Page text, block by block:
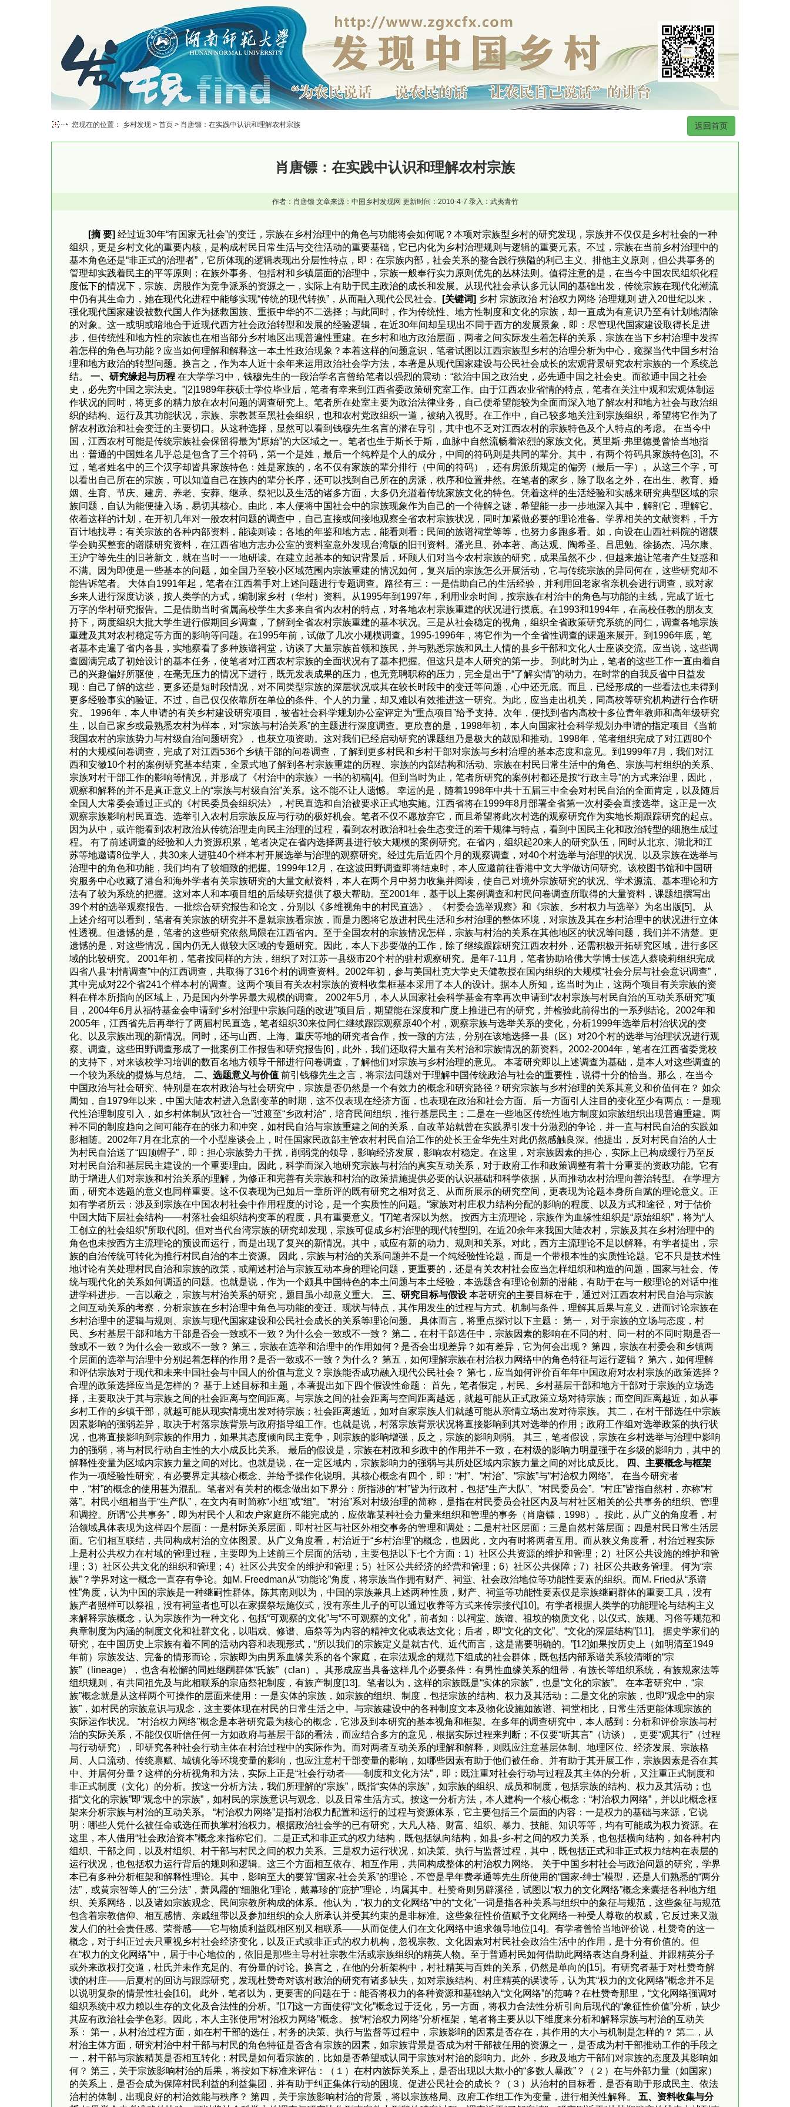
您现在的位置： 乡村发现 > 首页 > 肖唐镖：在实践中认识和理解农村宗族 返回首页
肖唐镖：在实践中认识和理解农村宗族
作者：肖唐镖 文章来源：中国乡村发现网 更新时间：2010-4-7 录入：武夷青竹
[摘 要] 经过近30年“有国家无社会”的变迁，宗族在乡村治理中的角色与功能将会如何呢？本项对宗族型乡村的研究发现，宗族并不仅仅是乡村社会的一种
组织，更是乡村文化的重要内核，是构成村民日常生活与交往活动的重要基础，它已内化为乡村治理规则与逻辑的重要元素。不过，宗族在当前乡村治理中的
基本角色还是“非正式的治理者”，它所体现的逻辑表现出分层性特点，即：在宗族内部，社会关系的整合践行狭隘的利己主义、排他主义原则，但公共事务的
管理却实践着民主的平等原则；在族外事务、包括村和乡镇层面的治理中，宗族一般奉行实力原则优先的丛林法则。值得注意的是，在当今中国农民组织化程
度低下的情况下，宗族、房股作为竞争派系的资源之一，实际上有助于民主政治的成长和发展。从现代社会承认多元认同的基础出发，传统宗族在现代化潮流
中仍有其生命力，她在现代化进程中能够实现“传统的现代转换”，从而融入现代公民社会。
[关键词] 乡村 宗族政治 村治权力网络 治理规则 进入20世纪以来，
强化现代国家建设被数代国人作为拯救国族、重振中华的不二选择；与此同时，作为传统性、地方性制度和文化的宗族，却一直成为有意识乃至有计划地清除
的对象。这一或明或暗地合于近现代西方社会政治转型和发展的经验逻辑，在近30年间却呈现出不同于西方的发展景象，即：尽管现代国家建设取得长足进
步，但传统性和地方性的宗族也在相当部分乡村地区出现普遍性重建。在乡村和地方政治层面，两者之间实际发生着怎样的关系，宗族在当下乡村治理中发挥
着怎样的角色与功能？应当如何理解和解释这一本土性政治现象？本着这样的问题意识，笔者试图以江西宗族型乡村的治理分析为中心，窥探当代中国乡村治
理和地方政治的转型问题。换言之，作为本人近十余年来运用政治社会学方法，本著是从现代国家建设与公民社会成长的宏观背景研究农村宗族的一个系统总
结。
一、研究缘起与历程 在大学学习中，钱穆先生的一段治学名言曾给笔者以强烈的震动：“欲治中国之政治史，必先通中国之社会史。而欲通中国之社会
史，必先穷中国之宗法史。”[2]1989年获硕士学位毕业后，笔者有幸来到江西省委政策研究室工作。由于江西农业省情的特点，笔者在关注中观和宏观体制运
作状况的同时，将更多的精力放在农村问题的调查研究上。笔者所在处室主要为政治法律业务，自己便希望能较为全面而深入地了解农村和地方社会与政治组
织的结构、运行及其功能状况，宗族、宗教甚至黑社会组织，也和农村党政组织一道，被纳入视野。在工作中，自己较多地关注到宗族组织，希望将它作为了
解农村政治和社会变迁的主要切口。从这种选择，显然可以看到钱穆先生名言的潜在导引，其中也不乏对江西农村的宗族特色及个人特点的考虑。 在当今中
国，江西农村可能是传统宗族社会保留得最为“原始”的大区域之一。笔者也生于斯长于斯，血脉中自然流畅着浓烈的家族文化。莫里斯·弗里德曼曾恰当地指
出：普通的中国姓名几乎总是包含了三个符码，第一个是姓，最后一个纯粹是个人的成分，中间的符码则是共同的辈分。其中，有两个符码具家族特色[3]。不
过，笔者姓名中的三个汉字却皆具家族特色：姓是家族的，名不仅有家族的辈分排行（中间的符码），还有房派所规定的偏旁（最后一字）。从这三个字，可
以看出自己所在的宗族，可以知道自己在族内的辈分长序，还可以找到自己所在的房派，秩序和位置井然。在笔者的家乡，除了取名之外，在出生、教育、婚
姻、生育、节庆、建房、养老、安葬、继承、祭祀以及生活的诸多方面，大多仍充溢着传统家族文化的特色。凭着这样的生活经验和实感来研究典型区域的宗
族问题，自认为能便捷入场，易切其核心。由此，本人便将中国社会中的宗族现象作为自己的一个待解之谜，希望能一步一步地深入其中，解剖它，理解它。
依着这样的计划，在开初几年对一般农村问题的调查中，自己直接或间接地观察全省农村宗族状况，同时加紧做必要的理论准备。学界相关的文献资料，千方
百计地找寻；有关宗族的各种内部资料，能读则读；各地的年鉴和地方志，能看则看；民间的族谱祠堂等等，也努力多跑多看。如，向设在山西社科院的谱牒
学会购买整套的谱牒研究资料，在江西省地方志办公室的资料室意外发现台湾版的旧刊资料。潘光旦、孙本著、高达观、陶希圣、吕思勉、徐扬杰、冯尔康、
王沪宁等先生的旧著新文，就在当时一一地研读。在建立起基本的知识背景后，环顾人们对当今农村宗族的研究，成果虽然不少，但越来越让笔者产生疑惑和
不满。因为即使是一些基本的问题，如全国乃至较小区域范围内宗族重建的情况如何，复兴后的宗族怎么开展活动，它与传统宗族的异同何在，这些研究却不
能告诉笔者。 大体自1991年起，笔者在江西着手对上述问题进行专题调查。路径有三：一是借助自己的生活经验，并利用回老家省亲机会进行调查，或对家
乡来人进行深度访谈，按人类学的方式，编制家乡村（华村）资料。从1995年到1997年，利用业余时间，按宗族在村治中的角色与功能的主线，完成了近七
万字的华村研究报告。二是借助当时省属高校学生大多来自省内农村的特点，对各地农村宗族重建的状况进行摸底。在1993和1994年，在高校任教的朋友支
持下，两度组织大批大学生进行假期回乡调查，了解到全省农村宗族重建的基本状况。三是从社会稳定的视角，组织全省政策研究系统的同仁，调查各地宗族
重建及其对农村稳定等方面的影响等问题。在1995年前，试做了几次小规模调查。1995-1996年，将它作为一个全省性调查的课题来展开。到1996年底，笔
者基本走遍了省内各县，实地察看了多种族谱祠堂，访谈了大量宗族首领和族民，并与熟悉宗族和风土人情的县乡干部和文化人士座谈交流。应当说，这些调
查圆满完成了初始设计的基本任务，使笔者对江西农村宗族的全面状况有了基本把握。但这只是本人研究的第一步。 到此时为止，笔者的这些工作一直由着自
己的兴趣偏好所驱使，在毫无压力的情况下进行，既无发表成果的压力，也无竞聘职称的压力，完全是出于“了解实情”的动力。在时常的自我反省中日益发
现：自己了解的这些，更多还是短时段情况，对不同类型宗族的深层状况或其在较长时段中的变迁等问题，心中还无底。而且，已经形成的一些看法也未得到
更多经验事实的验证。不过，自己仅仅依靠所在单位的条件、个人的力量，却又难以有效推进这一研究。为此，应当走出机关，同高校等研究机构进行合作研
究。 1996年，本人申请的有关乡村建设研究项目，被省社会科学规划办公室评定为“重点项目”给予支持。次年，便找到省内高校十多位青年教师和高年级研究
生，以自己家乡或最熟悉农村为样本，对“宗族与村治关系”的主题进行深度调查。更欣喜的是，1998年初，本人向国家社会科学规划办申请的指定项目《当前
我国农村的宗族势力与村级自治问题研究》，也获立项资助。这对我们已经启动研究的课题组乃是极大的鼓励和推动。1998年，笔者组织完成了对江西80个
村的大规模问卷调查，完成了对江西536个乡镇干部的问卷调查，了解到更多村民和乡村干部对宗族与乡村治理的基本态度和意见。到1999年7月，我们对江
西和安徽10个村的案例研究基本结束，全景式地了解到各村宗族重建的历程、宗族的内部结构和活动、宗族在村民日常生活中的角色、宗族与村组织的关系、
宗族对村干部工作的影响等情况，并形成了《村治中的宗族》一书的初稿[4]。但到当时为止，笔者所研究的案例村都还是按“行政主导”的方式来治理，因此，
观察和解释的并不是真正意义上的“宗族与村级自治”关系。这不能不让人遗憾。 幸运的是，随着1998年中共十五届三中全会对村民自治的全面肯定，以及随后
全国人大常委会通过正式的《村民委员会组织法》，村民直选和自治被要求正式地实施。江西省将在1999年8月部署全省第一次村委会直接选举。这正是一次
观察宗族影响村民直选、选举引入农村后宗族反应与行动的极好机会。笔者不仅不愿放弃它，而且希望将此次村选的观察研究作为实地长期跟踪研究的起点。
因为从中，或许能看到农村政治从传统治理走向民主治理的过程，看到农村政治和社会生态变迁的若干规律与特点，看到中国民主化和政治转型的细胞生成过
程。 有了前述调查的经验和人力资源积累，笔者决定在省内选择两县进行较大规模的案例研究。在省内，组织起20来人的研究队伍，同时从北京、湖北和江
苏等地邀请8位学人，共30来人进驻40个样本村开展选举与治理的观察研究。经过先后近四个月的观察调查，对40个村选举与治理的状况、以及宗族在选举与
治理中的角色和功能，我们均有了较细致的把握。1999年12月，在这波田野调查即将结束时，本人应邀前往香港中文大学做访问研究。该校图书馆和中国研
究服务中心收藏了港台和海外学者有关宗族研究的大量文献资料，本人在两个月中努力收集并阅读，使自己对境外宗族研究的状况、学术源流、基本理论和方
法有了较为系统的把握。这对本人和本项目组的后续研究提供了极大帮助。至2001年，基于以上案例调查和村民问卷调查所取得的大量资料，课题组撰写出
39个村的选举观察报告、一批综合研究报告和论文，分别以《多维视角中的村民直选》、《村委会选举观察》和《宗族、乡村权力与选举》为名出版[5]。 从
上述介绍可以看到，笔者有关宗族的研究并不是就宗族看宗族，而是力图将它放进村民生活和乡村治理的整体环境，对宗族及其在乡村治理中的状况进行立体
性透视。但遗憾的是，笔者的这些研究依然局限在江西省内。至于全国农村的宗族情况怎样，宗族与村治的关系在其他地区的状况等问题，我们并不清楚。更
遗憾的是，对这些情况，国内仍无人做较大区域的专题研究。因此，本人下步要做的工作，除了继续跟踪研究江西农村外，还需积极开拓研究区域，进行多区
域的比较研究。 2001年初，笔者按同样的方法，组织了对江苏一县级市20个村的驻村观察研究。是年7-11月，笔者协助哈佛大学博士候选人蔡晓莉组织完成
四省八县“村情调查”中的江西调查，共取得了316个村的调查资料。2002年初，参与美国杜克大学史天健教授在国内组织的大规模“社会分层与社会意识调查”，
其中完成对22个省241个样本村的调查。这两个项目有关农村宗族的资料收集框基本采用了本人的设计。据本人所知，迄当时为止，这两个项目有关宗族的资
料在样本所指向的区域上，乃是国内外学界最大规模的调查。 2002年5月，本人从国家社会科学基金有幸再次申请到“农村宗族与村民自治的互动关系研究”项
目，2004年6月从福特基金会申请到“乡村治理中宗族问题的改进”项目后，期望能在深度和广度上推进已有的研究，并检验此前得出的一系列结论。2002年和
2005年，江西省先后再举行了两届村民直选，笔者组织30来位同仁继续跟踪观察原40个村，观察宗族与选举关系的变化，分析1999年选举后村治状况的变
化、以及宗族出现的新情况。同时，还与山西、上海、重庆等地的研究者合作，按一致的方法，分别在该地选择一县（区）对20个村的选举与治理状况进行观
察、调查。这些田野调查形成了一批案例工作报告和研究报告[6]，此外，我们还取得大量有关村治和宗族情况的新资料。2002-2004年，笔者在江西省委党校
的支持下，对来该校学习培训的数百名地方领导干部进行问卷调查，了解他们对宗族与乡村治理的意见。 本著研究即以上述调查为基础，是本人对这些调查的
一个较为系统的提炼与总结。 二、选题意义与价值 前引钱穆先生之言，将宗法问题对于理解中国传统政治与社会的重要性，说得十分的恰当。那么，在当今
中国政治与社会研究、特别是在农村政治与社会研究中，宗族是否仍然是一个有效力的概念和研究路径？研究宗族与乡村治理的关系其意义和价值何在？ 如众
周知，自1979年以来，中国大陆农村进入急剧变革的时期，这不仅表现在经济方面，也表现在政治和社会方面。后一方面引人注目的变化至少有两点：一是现
代性治理制度引入，如乡村体制从“政社合一”过渡至“乡政村治”，培育民间组织，推行基层民主；二是在一些地区传统性地方制度如宗族组织出现普遍重建。两
种不同的制度趋向之间可能存在的张力和冲突，如村民自治与宗族重建之间的关系，自改革始就曾在实践界引发十分激烈的争论，并一直与村民自治的实践如
影相随。2002年7月在北京的一个小型座谈会上，时任国家民政部主管农村村民自治工作的处长王金华先生对此仍然感触良深。他提出，反对村民自治的人士
为村民自治送了“四顶帽子”，即：担心宗族势力干扰，削弱党的领导，影响经济发展，影响农村稳定。在这里，对宗族因素的担心，实际上已构成缓行乃至反
对村民自治和基层民主建设的一个重要理由。因此，科学而深入地研究宗族与村治的真实互动关系，对于政府工作和政策调整有着十分重要的资政功能。它有
助于增进人们对宗族和村治关系的理解，为修正和完善有关宗族和村治的政策措施提供必要的认识基础和科学依据，从而推动农村治理向善治转型。 在学理方
面，研究本选题的意义也同样重要。这不仅表现为已如后一章所评的既有研究之相对贫乏、从而所展示的研究空间，更表现为论题本身所自赋的理论意义。正
如有学者所云：涉及到宗族在中国农村社会中作用程度的讨论，是一个实质性的问题。“家族对村庄权力结构分配的影响的程度、以及方式和途径，对于估价
中国大陆下层社会结构——村落社会组织结构变革的程度，具有重要意义。”[7]笔者深以为然。 按西方主流理论，宗族作为血缘性组织是“原始组织”，将为“人
工创立的社会组织”所取代[8]。但对当代台湾宗族的研究却发现，宗族可促成乡村治理的现代转型[9]。在近20余年来我国大陆农村，宗族及其在乡村治理中的
角色也未按西方主流理论的预设而运行，而是出现了复兴的新情况。其中，或应有新的动力、规则和关系。对此，西方主流理论不足以解释。有学者提出，宗
族的自治传统可转化为推行村民自治的本土资源。 因此，宗族与村治的关系问题并不是一个纯经验性论题，而是一个带根本性的实质性论题。它不只是技术性
地讨论有关处理村民自治和宗族的政策，或阐述村治与宗族互动本身的理论问题，更重要的，还是有关农村社会应当怎样组织和构造的问题，国家与社会、传
统与现代化的关系如何调适的问题。也就是说，作为一个颇具中国特色的本土问题与本土经验，本选题含有理论创新的潜能，有助于在与一般理论的对话中推
进学科进步。一言以蔽之，宗族与村治关系的研究，题目虽小却意义重大。 三、研究目标与假设 本著研究的主要目标在于，通过对江西农村村民自治与宗族
之间互动关系的考察，分析宗族在乡村治理中角色与功能的变迁、现状与特点，其作用发生的过程与方式、机制与条件，理解其后果与意义，进而讨论宗族在
乡村治理中的逻辑与规则、宗族与现代国家建设和公民社会成长的关系等理论问题。 具体而言，将重点探讨以下主题： 第一，对于宗族的立场与态度，村
民、乡村基层干部和地方干部是否会一致或不一致？为什么会一致或不一致？ 第二，在村干部选任中，宗族因素的影响在不同的村、同一村的不同时期是否一
致或不一致？为什么会一致或不一致？ 第三，宗族在选举和治理中的作用如何？是否会出现差异？如有差异，它为何会出现？ 第四，宗族在村委会和乡镇两
个层面的选举与治理中分别起着怎样的作用？是否一致或不一致？为什么？ 第五，如何理解宗族在村治权力网络中的角色特征与运行逻辑？ 第六，如何理解
和评估宗族对于现代和未来中国社会与中国人的价值与意义？宗族能否成功融入现代公民社会？ 第七，应当如何评价百年年中国政府对农村宗族的政策选择？
合理的政策选择应当是怎样的？ 基于上述目标和主题，本著提出如下四个假设性命题： 首先，笔者假定，村民、乡村基层干部和地方干部对于宗族的立场选
择，主要取决于其与宗族之间的社会距离与空间距离。与宗族之间的社会距离与空间距离越远，就越可能从正式政策立场对待宗族；而空间距离越近，如从事
乡村工作的乡镇干部，就越可能从现实情境出发对待宗族；社会距离越近，如对自家宗族人们就越可能从亲情立场出发对待宗族。 其二，在村干部选任中宗族
因素影响的强弱差异，取决于村落宗族背景与政府指导组工作。也就是说，村落宗族背景状况将直接影响到其对选举的作用；政府工作组对选举政策的执行状
况，也将直接影响到宗族的作用力，如果其态度倾向民主竞争，则宗族的影响增强，反之，宗族的影响则弱。 其三，笔者假设，宗族在乡村选举与治理中影响
力的强弱，将与村民行动自主性的大小成反比关系。 最后的假设是，宗族在村政和乡政中的作用并不一致，在村级的影响力明显强于在乡级的影响力，其中的
解释性变量为区域内宗族力量之间的对比。也就是说，在一定区域内，宗族影响力的强弱与其所处区域内宗族力量之间的对比成反比。
四、主要概念与框架
作为一项经验性研究，有必要界定其核心概念、并给予操作化说明。其核心概念有四个，即：“村”、“村治”、“宗族”与“村治权力网络”。 在当今研究者
中，“村”的概念的使用甚为混乱。笔者对有关村的概念做出如下界分：所指涉的“村”皆为行政村，包括“生产大队”、“村民委员会”。“村庄”皆指自然村，亦称“村
落”。村民小组相当于“生产队”，在文内有时简称“小组”或“组”。 “村治”系对村级治理的简称，是指在村民委员会社区内及与村社区相关的公共事务的组织、管理
和调控。所谓“公共事务”，即为村民个人和农户家庭所不能完成的，应依靠某种社会力量来组织和管理的事务（肖唐镖，1998）。按此，从广义的角度看，村
治领域具体表现为这样四个层面：一是村际关系层面，即村社区与社区外相交事务的管理和调处；二是村社区层面；三是自然村落层面；四是村民日常生活层
面。它们相互联结，共同构成村治的立体图景。从广义角度看，村治近于“乡村治理”的概念，也因此，文内有时将两者互用。而从狭义角度看，村治过程实际
上是村公共权力在村域的管理过程，主要即为上述前三个层面的活动，主要包括以下七个方面：1）社区公共资源的维护和管理；2）社区公共设施的维护和管
理；3）社区公共文化的组织和管理；4）社区公共安全的维护和管理；5）社区公共经济的经营和管理；6）社区公共保障；7）社区公共政务管理。 何为“宗
族”？学界对这一概念一直存有争论。如M. Freedman从“功能论”角度，将宗族当作拥有财产、祠堂、社会政治地位等功能性要素的组织。而M. Fried从“系谱
性”角度，认为中国的宗族是一种继嗣性群体。陈其南则以为，中国的宗族兼具上述两种性质，财产、祠堂等功能性要素仅是宗族继嗣群体的重要工具，没有
族产者照样可以祭祖，没有祠堂者也可以在家摆祭坛施仪式，没有亲生儿子的可以通过收养等方式来传宗接代[10]。有学者根据人类学的功能理论与结构主义
来解释宗族概念，认为宗族作为一种文化，包括“可观察的文化”与“不可观察的文化”，前者如：以祠堂、族谱、祖坟的物质文化，以仪式、族规、习俗等规范和
典章制度为内涵的制度文化和社群文化，以唱戏、修谱、庙祭等为内容的精神文化或表达文化；后者，即“文化的文化”、“文化的深层结构”[11]。 据史学家们的
研究，在中国历史上宗族有着不同的活动内容和表现形式，“所以我们的宗族定义是就古代、近代而言，这是需要明确的。”[12]如果按历史上（如明清至1949
年前）宗族发达、完备的情形而论，宗族即为由男系血缘关系的各个家庭，在宗法观念的规范下组成的社会群体，既包括内部系谱关系较清晰的“宗
族”（lineage），也含有松懈的同姓继嗣群体“氏族”（clan）。其形成应当具备这样几个必要条件：有男性血缘关系的纽带，有族长等组织系统，有族规家法等
组织规则，有共同祖先及与此相联系的宗庙祭祀制度，有族产制度[13]。笔者以为，这样的宗族既是“实体的宗族”，也是“文化的宗族”。 在本著研究中，“宗
族”概念就是从这样两个可操作的层面来使用：一是实体的宗族，如宗族的组织、制度，包括宗族的结构、权力及其活动；二是文化的宗族，也即“观念中的宗
族”，如村民的宗族意识与观念，这主要体现在村民的日常生活之中。与宗族建设中的各种制度文本及物化设施如族谱、祠堂相比，日常生活更能体现宗族的
实际运作状况。 “村治权力网络”概念是本著研究最为核心的概念，它涉及到本研究的基本视角和框架。在多年的调查研究中，本人感到：分析和评价宗族与村
治的实际关系，不能仅仅听信任何一方如政府与基层干部的看法，而应结合多方的意见，根据实际过程来判断；不仅要“听其言”（访谈），更要“观其行”（过程
与行动研究），即研究各种社会行动主体在村治过程中的实际作为。而对两者互动关系的理解和解释，则既应注意基层体制、地理区位、经济发展、宗族格
局、人口流动、传统禀赋、城镇化等环境变量的影响，也应注意村干部变量的影响，如哪些因素有助于他们被任命、并有助于其开展工作，宗族因素是否在其
中、并居何分量？这样的分析视角和方法，实际上正是“社会行动者——制度和文化方法”，即：既注重对社会行动与过程及其主体的分析，又注重正式制度和
非正式制度（文化）的分析。按这一分析方法，我们所理解的“宗族”，既指“实体的宗族”，如宗族的组织、成员和制度，包括宗族的结构、权力及其活动；也
指“文化的宗族”即“观念中的宗族”，如村民的宗族意识与观念、以及日常生活方式。按这一分析方法，本人建构一个核心概念：“村治权力网络”，并以此概念框
架来分析宗族与村治的互动关系。 “村治权力网络”是指村治权力配置和运行的过程与资源体系，它主要包括三个层面的内容：一是权力的基础与来源，它说
明：哪些人凭什么被任命或选任而执掌村治权力。根据政治社会学的已有研究，大凡人格、财富、组织、暴力、技能、知识等等，均有可能成为权力资源。在
这里，本人借用“社会政治资本”概念来指称它们。二是正式和非正式的权力结构，既包括纵向结构，如县-乡-村之间的权力关系，也包括横向结构，如各种村内
组织、干部之间，以及村组织、村干部与村民之间的权力关系。三是权力运行状况，如决策、执行与监督过程，其中，既包括正式和非正式权力结构在表层的
运行状况，也包括权力运行背后的规则和逻辑。这三个方面相互依存、相互作用，共同构成整体的村治权力网络。 关于中国乡村社会与政治问题的研究，学界
本已有多种分析框架和解释性理论。其中，影响至大的要算“国家-社会关系”的理论，不管是早年费孝通等先生所使用的“国家-绅士”模型，还是人们熟悉的“两分
法”，或黄宗智等人的“三分法”，萧风霞的“细胞化”理论，戴幕珍的“庇护”理论，均属其中。杜赞奇则另辟溪径，试图以“权力的文化网络”概念来囊括各种地方组
织、关系网络，以及诸如宗族观念、民间宗教所构成的体系。他认为，“权力的文化网络”中的“文化”一词是指各种关系与组织中的象征与规范，这些象征与规范
包含着宗教信仰、相互感情、亲戚纽带以及参加组织的众人所承认并受其约束的是非标准。这些象征性价值赋予文化网络一种受人尊敬的权威，它反过来又激
发人们的社会责任感、荣誉感——它与物质利益既相区别又相联系——从而促使人们在文化网络中追求领导地位[14]。有学者曾恰当地评价说，杜赞奇的这一
概念，对于纠正过去只重视乡村社会经济变化，以及正式或非正式的权力机构，忽视宗教、文化因素对村民社会政治生活中的作用，是十分有价值的。但
在“权力的文化网络”中，居于中心地位的，依旧是那些主导村社宗教生活或宗族组织的精英人物。至于普通村民如何借助此网络表达自身利益、并跟精英分子
或外来政权打交道，杜氏并未作充足的、有份量的讨论。换言之，在他的分析架构中，村社精英与百姓的关系，仍然是单向的[15]。有研究者基于对杜赞奇解
读的村庄——后夏村的回访与跟踪研究，发现杜赞奇对该村政治的研究有诸多缺失，如对宗族结构、村庄精英的误读等，认为其“权力的文化网络”概念并不足
以说明复杂的情景性社会[16]。 此外，笔者以为，更要害的问题在于：能否将权力的各种资源和基础纳入“文化网络”的范畴？在杜赞奇那里，“文化网络强调对
组织系统中权力赖以生存的文化及合法性的分析。”[17]这一方面使得“文化”概念过于泛化，另一方面，将权力合法性分析引向后现代的“象征性价值”分析，缺少
其应有政治社会学色彩。因此，本人主张使用“村治权力网络”概念。 按“村治权力网络”分析框架，笔者将主要从以下维度来分析和解释宗族与村治的互动关
系： 第一，从村治过程方面，如在村干部的选任，村务的决策、执行与监督等过程中，宗族影响的因素是否存在，其作用的大小与机制是怎样的？ 第二，从
村治主体方面，研究村治中村干部与村民的角色特征是否含有宗族的因素，如宗族背景是否成为村干部被任用的资源之一，是否成为村干部推动工作的手段之
一，村干部与宗族精英是否相互转化；村民是如何看宗族的，比如是否希望或认同于宗族对村治的影响力。此外，乡政及地方干部们对宗族的态度及其影响如
何？ 第三，关于宗族影响村治的后果，将按如下标准来评估：（１）在村内族际关系上，是否出现以大欺小的“多数人暴政”？（２）在与外部力量（如国家）
的关系上，是否会成为保障村民利益的利益集团，并有助于纠正集体行动的困境、促进公民社会的成长？（３）从治村的目标看，是否有助于形成民主、依法
治村的体制，出现良好的村治效能与秩序？ 第四，关于宗族影响村治的背景，将以宗族格局、政府工作组工作为变量，进行相关性解释。 五、资料收集与分